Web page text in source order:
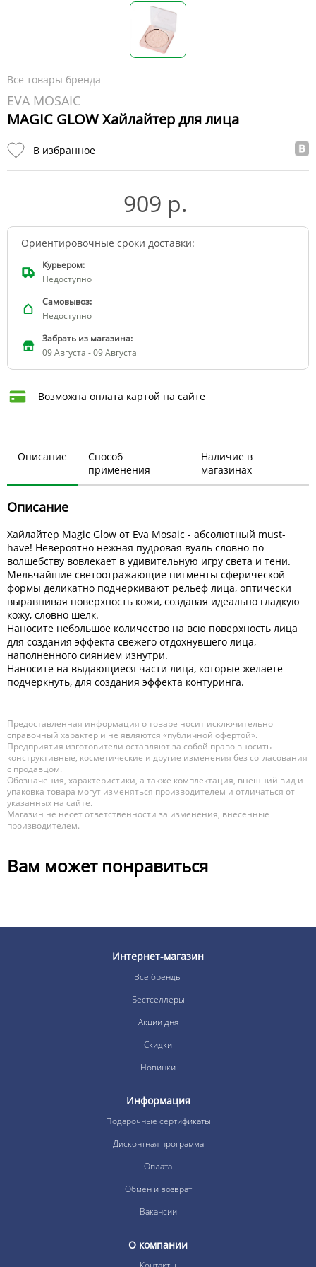
Все товары бренда
EVA MOSAIC
MAGIC GLOW Хайлайтер для лица
В избранное
909 р.
Ориентировочные сроки доставки:
Курьером:
Недоступно
Самовывоз:
Недоступно
Забрать из магазина:
09 Августа - 09 Августа
Возможна оплата картой на сайте
Описание
Способ
применения
Наличие в
магазинах
Описание
Хайлайтер Magic Glow от Eva Mosaic - абсолютный must-
have! Невероятно нежная пудровая вуаль словно по
волшебству вовлекает в удивительную игру света и тени.
Мельчайшие светоотражающие пигменты сферической
формы деликатно подчеркивают рельеф лица, оптически
выравнивая поверхность кожи, создавая идеально гладкую
кожу, словно шелк.
Наносите небольшое количество на всю поверхность лица
для создания эффекта свежего отдохнувшего лица,
наполненного сиянием изнутри.
Наносите на выдающиеся части лица, которые желаете
подчеркнуть, для создания эффекта контуринга.
Предоставленная информация о товаре носит исключительно
справочный характер и не являются «публичной офертой».
Предприятия изготовители оставляют за собой право вносить
конструктивные, косметические и другие изменения без согласования
с продавцом.
Обозначения, характеристики, а также комплектация, внешний вид и
упаковка товара могут изменяться производителем и отличаться от
указанных на сайте.
Магазин не несет ответственности за изменения, внесенные
производителем.
Вам может понравиться
Интернет-магазин
Все бренды
Бестселлеры
Акции дня
Скидки
Новинки
Информация
Подарочные сертификаты
Дисконтная программа
Оплата
Обмен и возврат
Вакансии
О компании